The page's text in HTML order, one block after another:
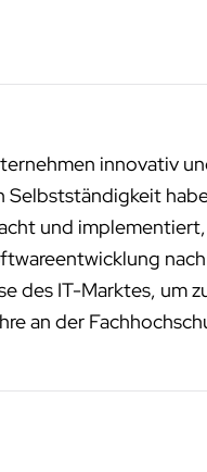
innovativ
Selbstständigkeit
und
des IT-Marktes, um
an der